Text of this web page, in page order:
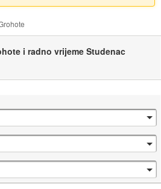
i radno vrijeme Studenac